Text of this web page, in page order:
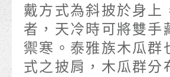
戴方式為斜披於身上
者，天冷時可將雙手
禦寒。泰雅族木瓜群
式之披肩，木瓜群分